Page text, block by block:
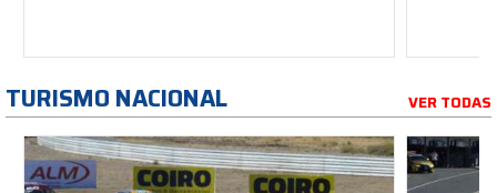
TURISMO NACIONAL VER TODAS